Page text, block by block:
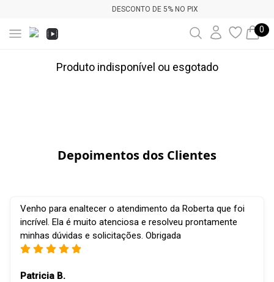
DESCONTO DE 5% NO PIX
0
Produto indisponível ou esgotado
Depoimentos dos Clientes
Venho para enaltecer o atendimento da Roberta que foi
incrível. Ela é muito atenciosa e resolveu prontamente
minhas dúvidas e solicitações. Obrigada
Patricia B.